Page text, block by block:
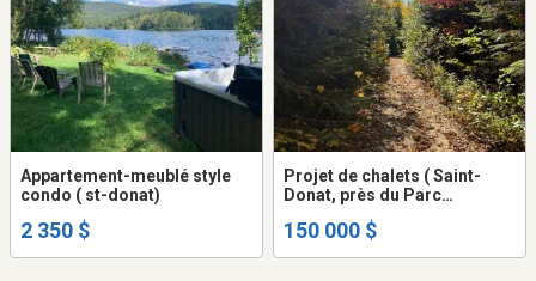
Appartement-meublé style
condo ( st-donat)
2 350 $
Projet de chalets ( Saint-
Donat, près du Parc
150 000 $